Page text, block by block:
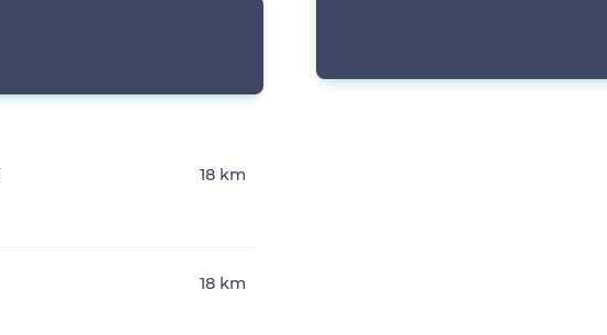
18 km
18 km